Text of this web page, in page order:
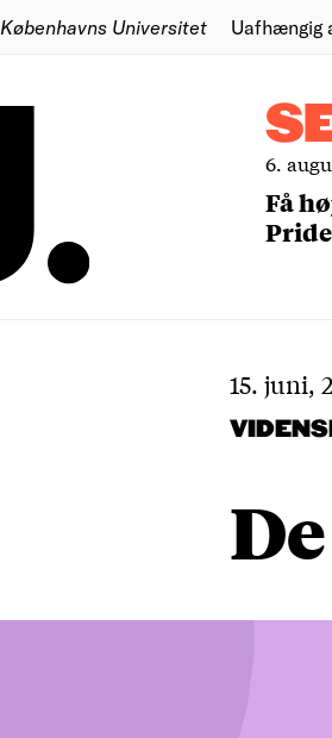
Københavns Universitet Uafhængig
6.
Få
Pride
15. juni,